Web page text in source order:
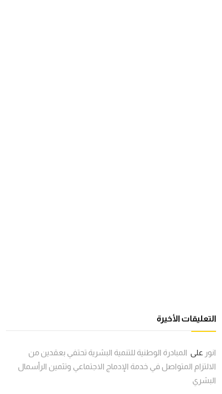
التعليقات الأخيرة
انور على المبادرة الوطنية للتنمية البشرية تحتفي بعقدين من
الالتزام المتواصل في خدمة الإدماج الاجتماعي وتثمين الرأسمال
البشري